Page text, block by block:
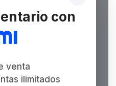
con
venta
ilimitados